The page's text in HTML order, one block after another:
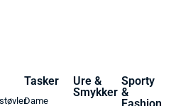
Tasker
Dame
Ure &
Smykker
Sporty
&
Fashion